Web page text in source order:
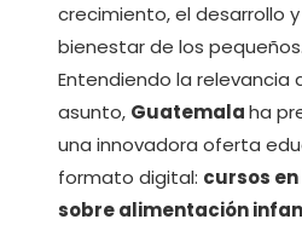
crecimiento, el desarrollo
bienestar de los pequeños.
Entendiendo la relevancia
asunto, Guatemalaha
una innovadora oferta
formato digital: cursos
sobre alimentación